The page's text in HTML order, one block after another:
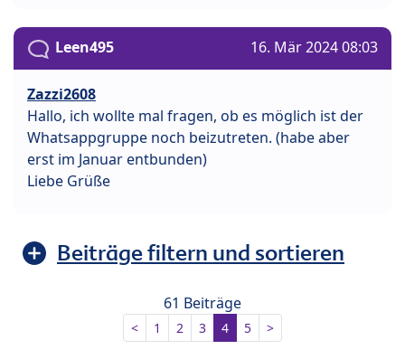
Leen495 16. Mär 2024 08:03
Zazzi2608
Hallo, ich wollte mal fragen, ob es möglich ist der
Whatsappgruppe noch beizutreten. (habe aber
erst im Januar entbunden)
Liebe Grüße
Beiträge filtern und sortieren
61 Beiträge
< 1 2 3 4 5 >